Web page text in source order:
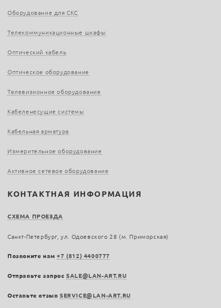
Оборудование для СКС
Телекоммуникационные шкафы
Оптический кабель
Оптическое оборудование
Телевизионное оборудование
Кабеленесущие системы
Кабельная арматура
Измерительное оборудование
Активное сетевое оборудование
КОНТАКТНАЯ ИНФОРМАЦИЯ
СХЕМА ПРОЕЗДА
Санкт-Петербург, ул. Одоевского 28 (м. Приморская)
Позвоните нам+7 (812) 4400777
Отправьте запросSALE@LAN-ART.RU
Оставьте отзыв SERVICE@LAN-ART.RU